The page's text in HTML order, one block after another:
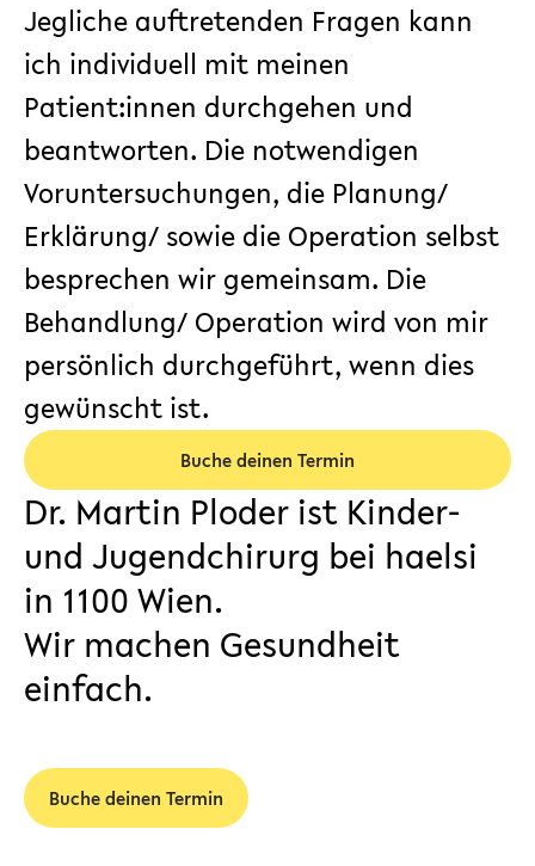
Jegliche auftretenden Fragen kann
ich individuell mit meinen
Patient:innen durchgehen und
beantworten. Die notwendigen
Voruntersuchungen, die Planung/
Erklärung/ sowie die Operation selbst
besprechen wir gemeinsam. Die
Behandlung/ Operation wird von mir
persönlich durchgeführt, wenn dies
gewünscht ist.
Buche deinen Termin
Dr. Martin Ploder ist Kinder-
und Jugendchirurg bei haelsi
in 1100 Wien.
Wir machen Gesundheit
einfach.
Buche deinen Termin